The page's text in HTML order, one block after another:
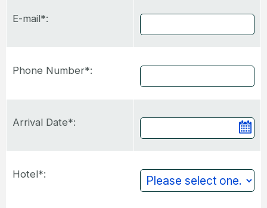
E-mail*:
Phone Number*:
Arrival Date*:
Hotel*: